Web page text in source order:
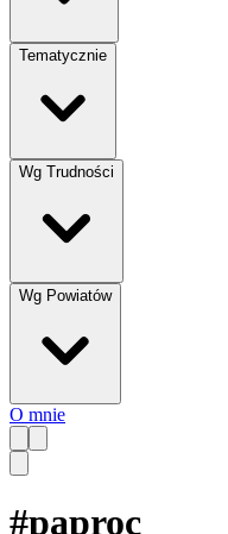
Tematycznie
Wg Trudności
Wg Powiatów
O mnie
#paproc